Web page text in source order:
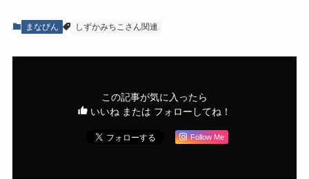
まなびん しずかみちこさん関連
この記事が気に入ったら
いいね または フォローしてね！
Follow Me